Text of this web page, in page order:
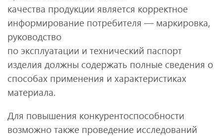
качества продукции является корректное
информирование потребителя — маркировка,
руководство
по эксплуатации и технический паспорт
изделия должны содержать полные сведения о
способах применения и характеристиках
материала.
Для повышения конкурентоспособности
возможно также проведение исследований